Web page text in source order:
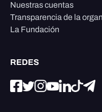
Nuestras cuentas
Transparencia de la
La Fundación
REDES